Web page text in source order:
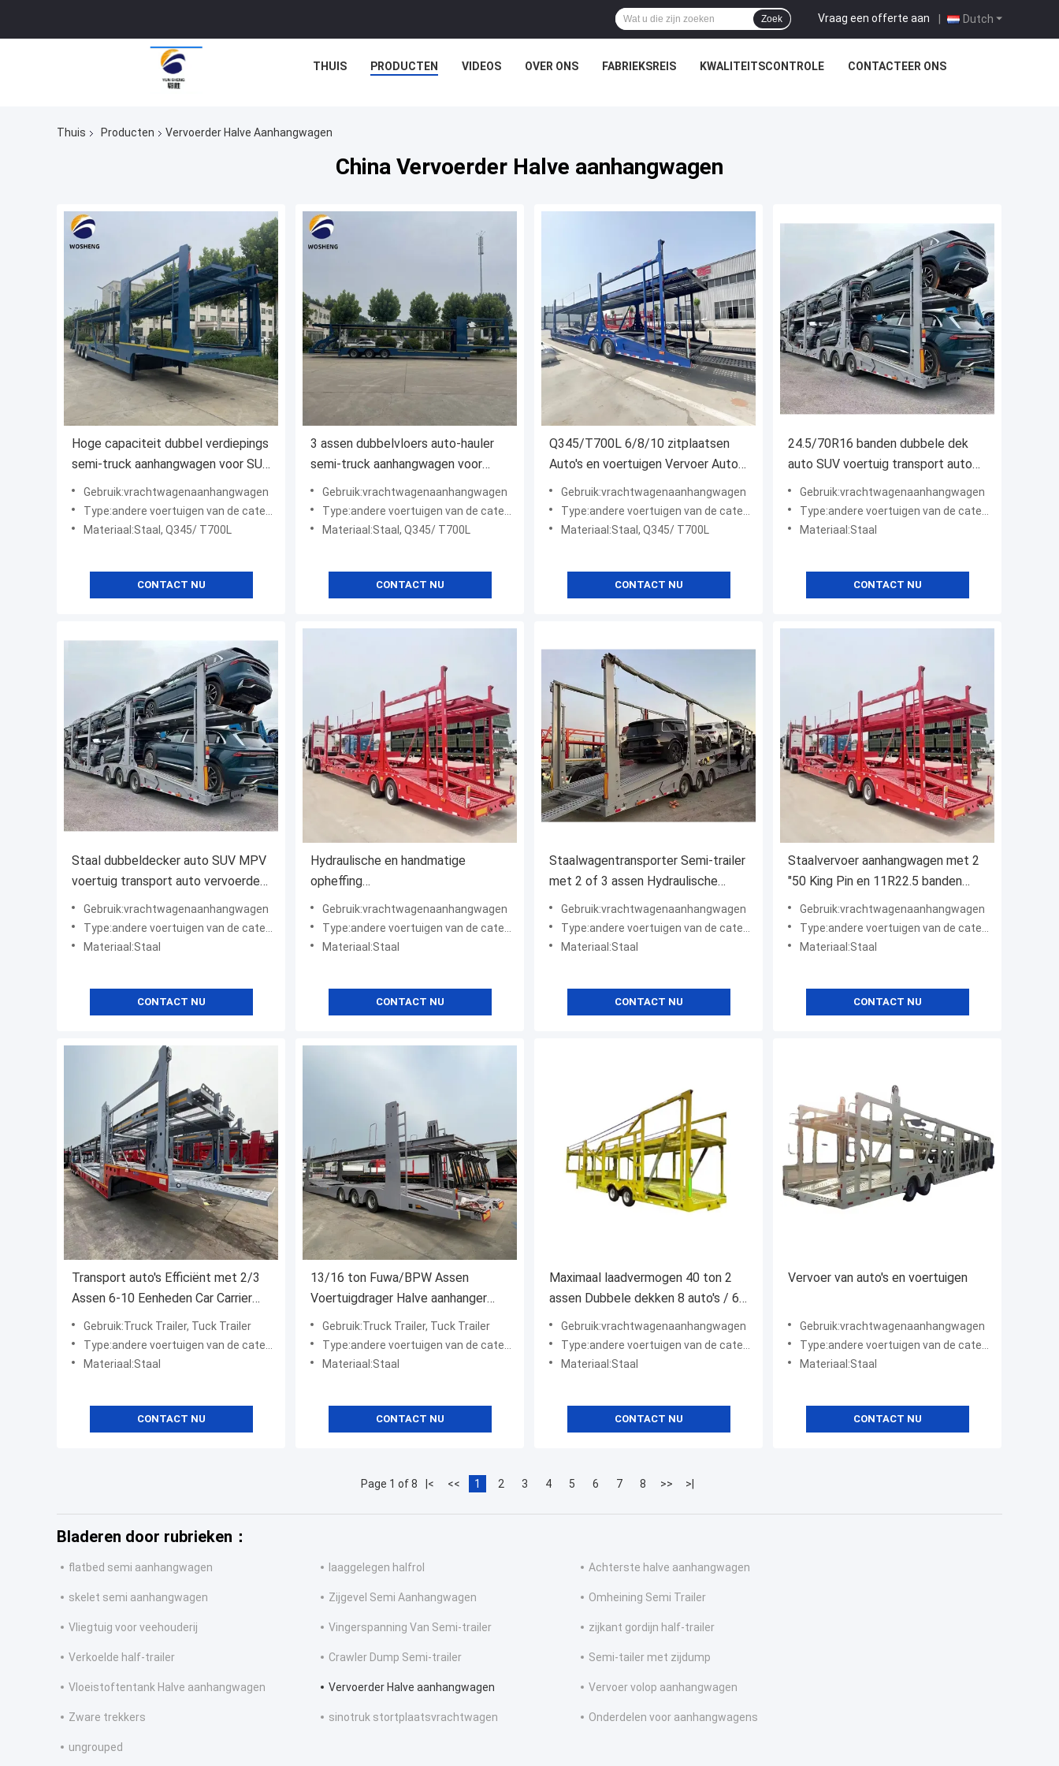
Dutch
Vraag een offerte aan |
Zoek
THUIS PRODUCTEN VIDEOS OVER ONS FABRIEKSREIS KWALITEITSCONTROLE CONTACTEER ONS
Thuis Producten Vervoerder Halve Aanhangwagen
China Vervoerder Halve aanhangwagen
Hoge capaciteit dubbel verdiepings
semi-truck aanhangwagen voor SUV
ORV CUV MPV transport
Gebruik:vrachtwagenaanhangwagen
Type:andere voertuigen van de categorie "A"
Materiaal:Staal, Q345/ T700L
CONTACT NU
3 assen dubbelvloers auto-hauler
semi-truck aanhangwagen voor
SUV/ORV/CUV/MPV vervoer
Gebruik:vrachtwagenaanhangwagen
Type:andere voertuigen van de categorie "A"
Materiaal:Staal, Q345/ T700L
CONTACT NU
Q345/T700L 6/8/10 zitplaatsen
Auto's en voertuigen Vervoer Auto
vervoerder Truck Halve
aanhangwagen
Gebruik:vrachtwagenaanhangwagen
Type:andere voertuigen van de categorie "A"
Materiaal:Staal, Q345/ T700L
CONTACT NU
24.5/70R16 banden dubbele dek
auto SUV voertuig transport auto
vervoerder vrachtwagen halve
aanhanger
Gebruik:vrachtwagenaanhangwagen
Type:andere voertuigen van de categorie "A"
Materiaal:Staal
CONTACT NU
Staal dubbeldecker auto SUV MPV
voertuig transport auto vervoerder
vrachtwagen halve aanhanger voor
de markt
Gebruik:vrachtwagenaanhangwagen
Type:andere voertuigen van de categorie "A"
Materiaal:Staal
CONTACT NU
Hydraulische en handmatige
opheffing
Doppeldeckerwagentrailer voor het
vervoer van auto's
Gebruik:vrachtwagenaanhangwagen
Type:andere voertuigen van de categorie "A"
Materiaal:Staal
CONTACT NU
Staalwagentransporter Semi-trailer
met 2 of 3 assen Hydraulische
wagentransporter met 12R22,5
banden
Gebruik:vrachtwagenaanhangwagen
Type:andere voertuigen van de categorie "A"
Materiaal:Staal
CONTACT NU
Staalvervoer aanhangwagen met 2
"50 King Pin en 11R22.5 banden
Hydraulisch tillen
Gebruik:vrachtwagenaanhangwagen
Type:andere voertuigen van de categorie "A"
Materiaal:Staal
CONTACT NU
Transport auto's Efficiënt met 2/3
Assen 6-10 Eenheden Car Carrier
Trailer van Direct
Gebruik:Truck Trailer, Tuck Trailer
Type:andere voertuigen van de categorie "A"
Materiaal:Staal
CONTACT NU
13/16 ton Fuwa/BPW Assen
Voertuigdrager Halve aanhanger
voor het vervoer van auto's en
containers
Gebruik:Truck Trailer, Tuck Trailer
Type:andere voertuigen van de categorie "A"
Materiaal:Staal
CONTACT NU
Maximaal laadvermogen 40 ton 2
assen Dubbele dekken 8 auto's / 6
auto's Capaciteit Auto SUV
Transport trailer
Gebruik:vrachtwagenaanhangwagen
Type:andere voertuigen van de categorie "A"
Materiaal:Staal
CONTACT NU
Vervoer van auto's en voertuigen
Gebruik:vrachtwagenaanhangwagen
Type:andere voertuigen van de categorie "A"
Materiaal:Staal
CONTACT NU
Page 1 of 8 |< << 1 2 3 4 5 6 7 8 >> >|
Bladeren door rubrieken：
flatbed semi aanhangwagen laaggelegen halfrol Achterste halve aanhangwagen
skelet semi aanhangwagen Zijgevel Semi Aanhangwagen Omheining Semi Trailer
Vliegtuig voor veehouderij Vingerspanning Van Semi-trailer zijkant gordijn half-trailer
Verkoelde half-trailer Crawler Dump Semi-trailer Semi-tailer met zijdump
Vloeistoftentank Halve aanhangwagen Vervoerder Halve aanhangwagen Vervoer volop aanhangwagen
Zware trekkers sinotruk stortplaatsvrachtwagen Onderdelen voor aanhangwagens
ungrouped